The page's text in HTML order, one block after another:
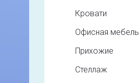
Кровати
Офисная мебель
Прихожие
Стеллаж